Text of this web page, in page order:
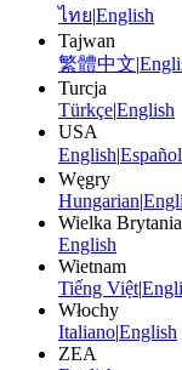
ไทย|English
Tajwan
繁體中文|
Turcja
Türkçe|English
USA
English|
Węgry
Hungarian|
Wielka Brytania
English
Wietnam
Tiếng Việt|
Włochy
Italiano|English
ZEA